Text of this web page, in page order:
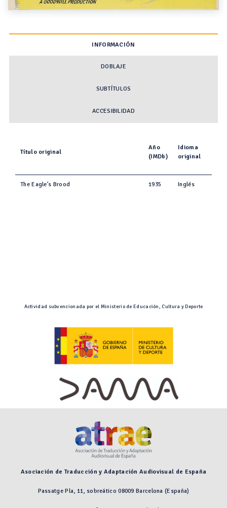
INFORMACIÓN
DOBLAJE
SUBTÍTULOS
ACCESIBILIDAD
Título original
Año
(IMDb)
Idioma
original
The Eagle’s Brood 1935 Inglés
Actividad subvencionada por el Ministerio de Educación, Cultura y Deporte
Asociación de Traducción y Adaptación Audiovisual de España
Passatge Pla, 11, sobreático 08009 Barcelona (España)